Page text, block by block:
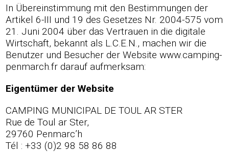
TERMINKALENDER
DAS WASSERSPORT ZENTRUM
KONTAKT
TARIFE
RESERVIERUNGEN
In Übereinstimmung mit den Bestimmungen der
Artikel 6-III und 19 des Gesetzes Nr. 2004-575 vom
21. Juni 2004 über das Vertrauen in die digitale
Wirtschaft, bekannt als L.C.E.N., machen wir die
Benutzer und Besucher der Website www.camping-
penmarch.fr darauf aufmerksam:
Eigentümer der Website
CAMPING MUNICIPAL DE TOUL AR STER
Rue de Toul ar Ster,
29760 Penmarc’h
Tél : +33 (0)2 98 58 86 88